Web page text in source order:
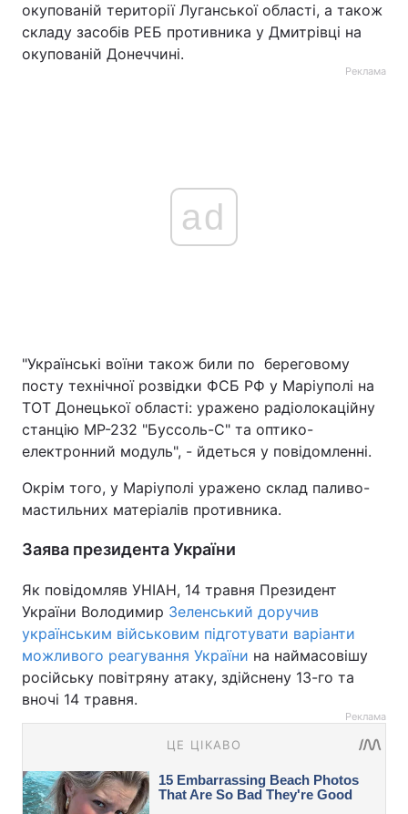
окупованій території Луганської області, а також
складу засобів РЕБ противника у Дмитрівці на
окупованій Донеччині.
Реклама
ad
"Українські воїни також били по береговому
посту технічної розвідки ФСБ РФ у Маріуполі на
ТОТ Донецької області: уражено радіолокаційну
станцію МР-232 "Буссоль-С" та оптико-
електронний модуль", - йдеться у повідомленні.
Окрім того, у Маріуполі уражено склад паливо-
мастильних матеріалів противника.
Заява президента України
Як повідомляв УНІАН, 14 травня Президент
України Володимир Зеленський доручив
українським військовим підготувати варіанти
можливого реагування України на наймасовішу
російську повітряну атаку, здійснену 13-го та
вночі 14 травня.
Реклама